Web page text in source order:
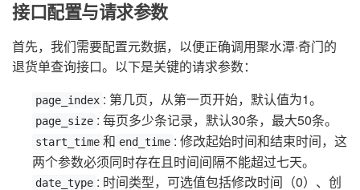
接口配置与请求参数
首先，我们需要配置元数据，以便正确调用聚水潭·奇门的
退货单查询接口。以下是关键的请求参数：
page_index : 第几页，从第一页开始，默认值为1。
page_size : 每页多少条记录，默认30条，最大50条。
start_time 和 end_time : 修改起始时间和结束时间，这
两个参数必须同时存在且时间间隔不能超过七天。
date_type : 时间类型，可选值包括修改时间（0）、创